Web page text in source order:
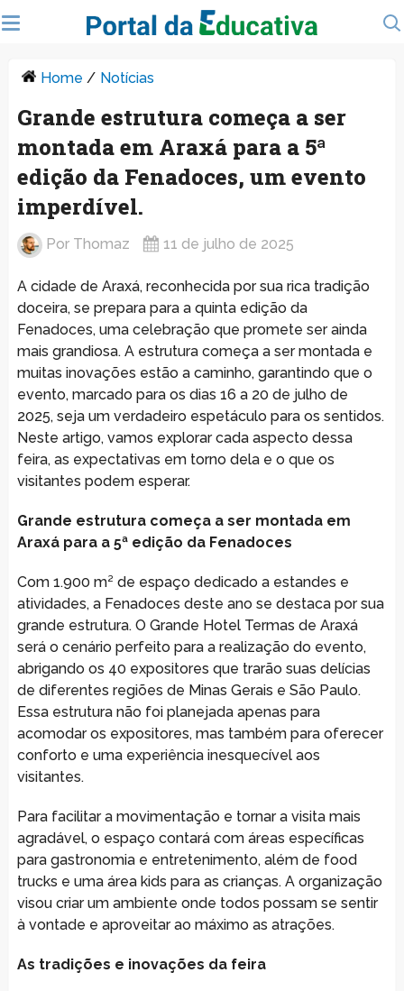
Home / Notícias
Grande estrutura começa a ser
montada em Araxá para a 5ª
edição da Fenadoces, um evento
imperdível.
Por Thomaz 11 de julho de 2025
A cidade de Araxá, reconhecida por sua rica tradição
doceira, se prepara para a quinta edição da
Fenadoces, uma celebração que promete ser ainda
mais grandiosa. A estrutura começa a ser montada e
muitas inovações estão a caminho, garantindo que o
evento, marcado para os dias 16 a 20 de julho de
2025, seja um verdadeiro espetáculo para os sentidos.
Neste artigo, vamos explorar cada aspecto dessa
feira, as expectativas em torno dela e o que os
visitantes podem esperar.
Grande estrutura começa a ser montada em
Araxá para a 5ª edição da Fenadoces
Com 1.900 m² de espaço dedicado a estandes e
atividades, a Fenadoces deste ano se destaca por sua
grande estrutura. O Grande Hotel Termas de Araxá
será o cenário perfeito para a realização do evento,
abrigando os 40 expositores que trarão suas delícias
de diferentes regiões de Minas Gerais e São Paulo.
Essa estrutura não foi planejada apenas para
acomodar os expositores, mas também para oferecer
conforto e uma experiência inesquecível aos
visitantes.
Para facilitar a movimentação e tornar a visita mais
agradável, o espaço contará com áreas específicas
para gastronomia e entretenimento, além de food
trucks e uma área kids para as crianças. A organização
visou criar um ambiente onde todos possam se sentir
à vontade e aproveitar ao máximo as atrações.
As tradições e inovações da feira